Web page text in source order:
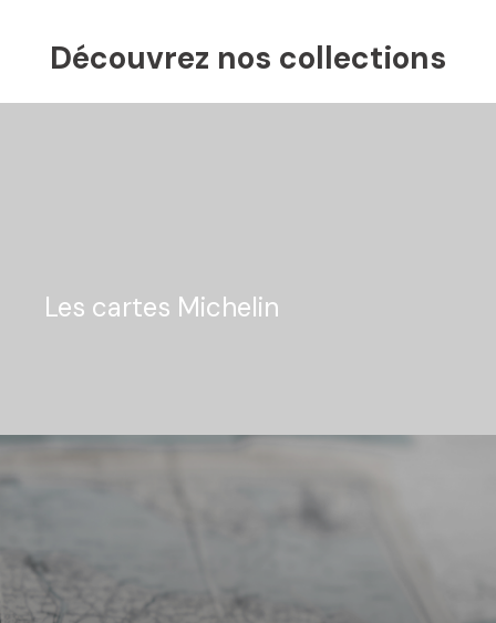
Découvrez nos collections
Les cartes Michelin